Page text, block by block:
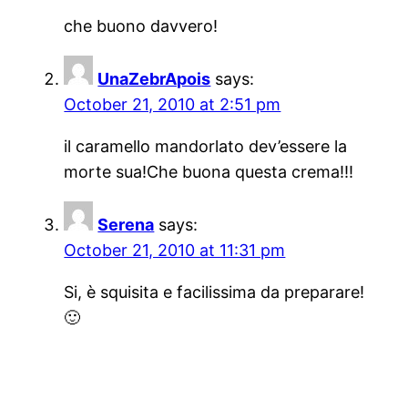
che buono davvero!
UnaZebrApois says:
October 21, 2010 at 2:51 pm
il caramello mandorlato dev’essere la
morte sua!Che buona questa crema!!!
Serena says:
October 21, 2010 at 11:31 pm
Si, è squisita e facilissima da preparare!
🙂